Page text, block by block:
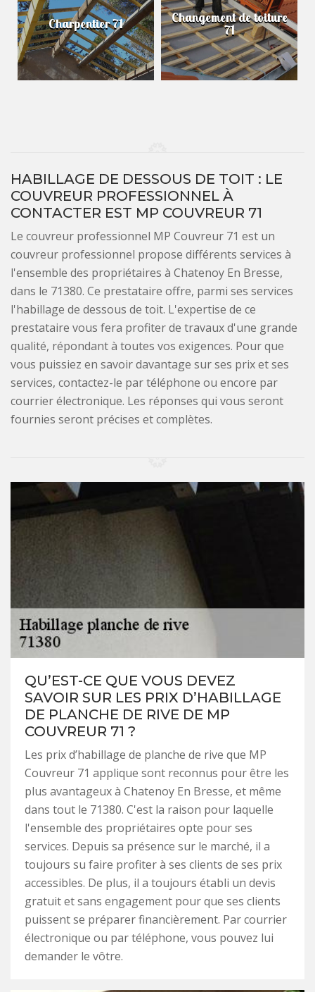
Charpentier 71 Changement de toiture
71
HABILLAGE DE DESSOUS DE TOIT : LE
COUVREUR PROFESSIONNEL À
CONTACTER EST MP COUVREUR 71
Le couvreur professionnel MP Couvreur 71 est un
couvreur professionnel propose différents services à
l'ensemble des propriétaires à Chatenoy En Bresse,
dans le 71380. Ce prestataire offre, parmi ses services
l'habillage de dessous de toit. L'expertise de ce
prestataire vous fera profiter de travaux d'une grande
qualité, répondant à toutes vos exigences. Pour que
vous puissiez en savoir davantage sur ses prix et ses
services, contactez-le par téléphone ou encore par
courrier électronique. Les réponses qui vous seront
fournies seront précises et complètes.
QU’EST-CE QUE VOUS DEVEZ
SAVOIR SUR LES PRIX D’HABILLAGE
DE PLANCHE DE RIVE DE MP
COUVREUR 71 ?
Les prix d’habillage de planche de rive que MP
Couvreur 71 applique sont reconnus pour être les
plus avantageux à Chatenoy En Bresse, et même
dans tout le 71380. C'est la raison pour laquelle
l'ensemble des propriétaires opte pour ses
services. Depuis sa présence sur le marché, il a
toujours su faire profiter à ses clients de ses prix
accessibles. De plus, il a toujours établi un devis
gratuit et sans engagement pour que ses clients
puissent se préparer financièrement. Par courrier
électronique ou par téléphone, vous pouvez lui
demander le vôtre.